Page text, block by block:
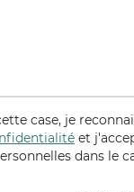
case, je
et
dans le